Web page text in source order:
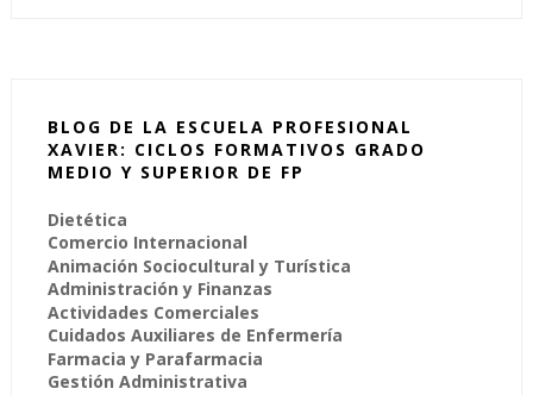
BLOG DE LA ESCUELA PROFESIONAL
XAVIER: CICLOS FORMATIVOS GRADO
MEDIO Y SUPERIOR DE FP
Dietética
Comercio Internacional
Animación Sociocultural y Turística
Administración y Finanzas
Actividades Comerciales
Cuidados Auxiliares de Enfermería
Farmacia y Parafarmacia
Gestión Administrativa